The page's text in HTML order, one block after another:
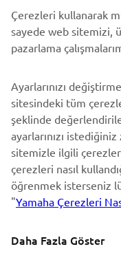
BÜLTEN
En son fırsatları, özel
fazlasını ilk öğrenen siz
Gizlilik Politikamızı
öğrenebilirsiniz:
Gizlilik
Çerezleri kullanarak
sayede web sitemizi,
pazarlama
Ayarlarınızı
sitesindeki tüm
şeklinde
ayarlarınızı
sitemizle ilgili çerezler
çerezleri nasıl
öğrenmek isterseniz
"Yamaha Çerezleri
Daha Fazla Göster